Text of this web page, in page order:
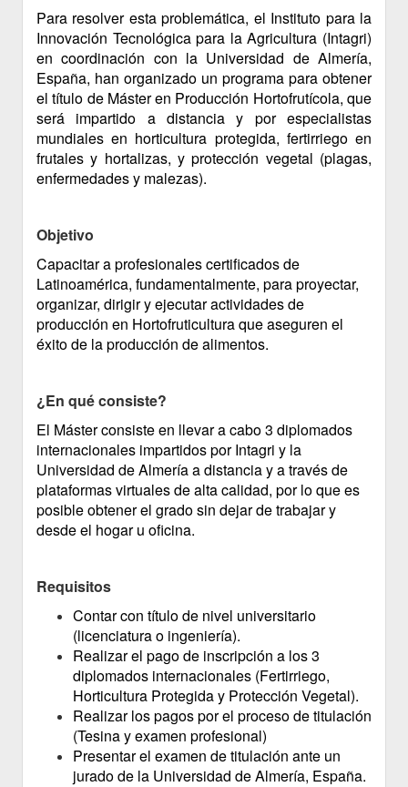
Para resolver esta problemática, el Instituto para la
Innovación Tecnológica para la Agricultura (Intagri)
en coordinación con la Universidad de Almería,
España, han organizado un programa para obtener
el título de Máster en Producción Hortofrutícola, que
será impartido a distancia y por especialistas
mundiales en horticultura protegida, fertirriego en
frutales y hortalizas, y protección vegetal (plagas,
enfermedades y malezas).
Objetivo
Capacitar a profesionales certificados de
Latinoamérica, fundamentalmente, para proyectar,
organizar, dirigir y ejecutar actividades de
producción en Hortofruticultura que aseguren el
éxito de la producción de alimentos.
¿En qué consiste?
El Máster consiste en llevar a cabo 3 diplomados
internacionales impartidos por Intagri y la
Universidad de Almería a distancia y a través de
plataformas virtuales de alta calidad, por lo que es
posible obtener el grado sin dejar de trabajar y
desde el hogar u oficina.
Requisitos
Contar con título de nivel universitario
(licenciatura o ingeniería).
Realizar el pago de inscripción a los 3
diplomados internacionales (Fertirriego,
Horticultura Protegida y Protección Vegetal).
Realizar los pagos por el proceso de titulación
(Tesina y examen profesional)
Presentar el examen de titulación ante un
jurado de la Universidad de Almería, España.